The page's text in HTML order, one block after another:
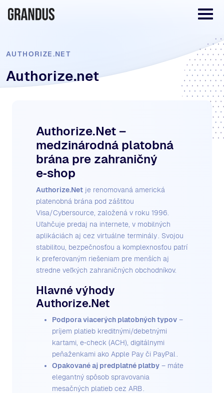
AUTHORIZE.NET
Authorize.net
Authorize.Net –
medzinárodná platobná
brána pre zahraničný
e‑shop
Authorize.Net je renomovaná americká
platenobná brána pod záštitou
Visa/Cybersource, založená v roku 1996.
Uľahčuje predaj na internete, v mobilných
aplikáciách aj cez virtuálne terminály . Svojou
stabilitou, bezpečnosťou a komplexnosťou patrí
k preferovaným riešeniam pre menších aj
stredne veľkých zahraničných obchodníkov.
Hlavné výhody
Authorize.Net
Podpora viacerých platobných typov –
príjem platieb kreditnými/debetnými
kartami, e‑check (ACH), digitálnymi
peňaženkami ako Apple Pay či PayPal .
Opakované aj predplatné platby – máte
elegantný spôsob spravovania
mesačných platieb cez ARB .